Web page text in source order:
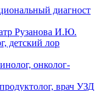
диагност
Рузанова И.Ю.
детский лор
онколог-
врач УЗД